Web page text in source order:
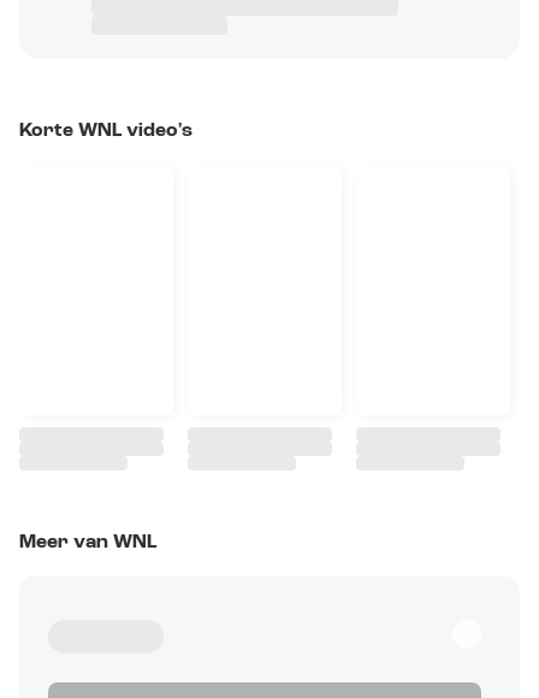
Korte WNL video's
Meer van WNL